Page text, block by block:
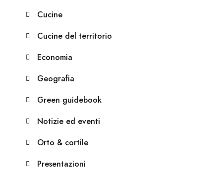
Cucine
Cucine del territorio
Economia
Geografia
Green guidebook
Notizie ed eventi
Orto & cortile
Presentazioni